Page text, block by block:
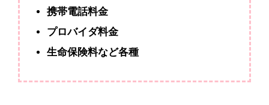
携帯電話料金
プロバイダ料金
生命保険料など各種